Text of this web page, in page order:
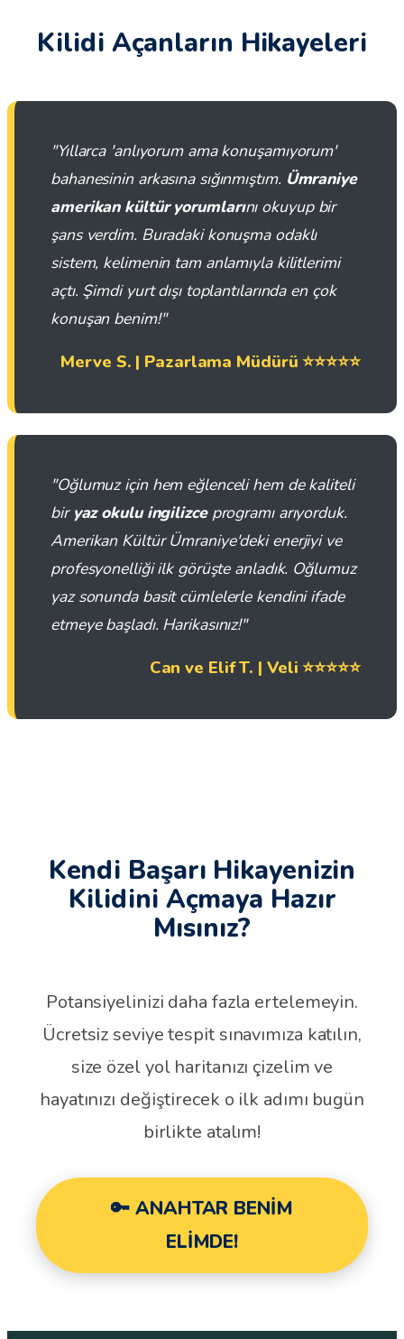
Kilidi Açanların Hikayeleri
"Yıllarca 'anlıyorum ama konuşamıyorum'
bahanesinin arkasına sığınmıştım. Ümraniye
amerikan kültür yorumlarını okuyup bir
şans verdim. Buradaki konuşma odaklı
sistem, kelimenin tam anlamıyla kilitlerimi
açtı. Şimdi yurt dışı toplantılarında en çok
konuşan benim!"
Merve S. | Pazarlama Müdürü ⭐⭐⭐⭐⭐
"Oğlumuz için hem eğlenceli hem de kaliteli
bir yaz okulu ingilizceprogramı arıyorduk.
Amerikan Kültür Ümraniye'deki enerjiyi ve
profesyonelliği ilk görüşte anladık. Oğlumuz
yaz sonunda basit cümlelerle kendini ifade
etmeye başladı. Harikasınız!"
Can ve Elif T. | Veli ⭐⭐⭐⭐⭐
Kendi Başarı Hikayenizin
Kilidini Açmaya Hazır
Mısınız?
Potansiyelinizi daha fazla ertelemeyin.
Ücretsiz seviye tespit sınavımıza katılın,
size özel yol haritanızı çizelim ve
hayatınızı değiştirecek o ilk adımı bugün
birlikte atalım!
🔑 ANAHTAR BENİM
ELİMDE!